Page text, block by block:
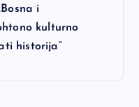
i
kulturno
historija“